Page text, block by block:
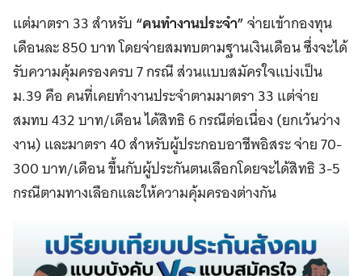
แต่มาตรา 33 สำหรับ“คนทำงานประจำ”จ่ายเข้ากองทุน
เดือนละ 850 บาท โดยจ่ายสมทบตามฐานเงินเดือน ซึ่งจะได้
รับความคุ้มครองครบ 7 กรณี ส่วนแบบสมัครใจแบ่งเป็น
ม.39 คือ คนที่เคยทำงานประจำตามมาตรา 33 แต่จ่าย
สมทบ 432 บาท/เดือน ได้สิทธิ 6 กรณีต่อเนื่อง (ยกเว้นว่าง
งาน) และมาตรา 40 สำหรับผู้ประกอบอาชีพอิสระ จ่าย 70-
300 บาท/เดือน ขึ้นกับผู้ประกันตนเลือกโดยจะได้สิทธิ 3-5
กรณีตามทางเลือกและให้ความคุ้มครองต่างกัน